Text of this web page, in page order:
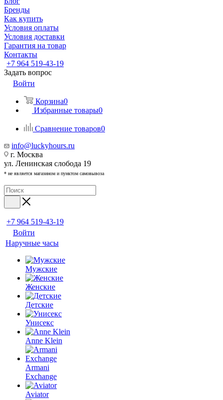
Бренды
Как купить
Условия оплаты
Условия доставки
Гарантия на товар
Контакты
+7 964 519-43-19
Задать вопрос
Войти
Корзина0
Избранные товары0
Сравнение товаров0
info@luckyhours.ru
г. Москва
ул. Ленинская слобода 19
* не является магазином и пунктом самовывоза
+7 964 519-43-19
Войти
Наручные часы
Мужские
Женские
Детские
Унисекс
Anne Klein
Armani
Exchange
Aviator